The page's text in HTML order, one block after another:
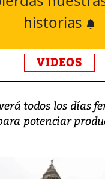
historias
VIDEOS
todos los días
potenciar